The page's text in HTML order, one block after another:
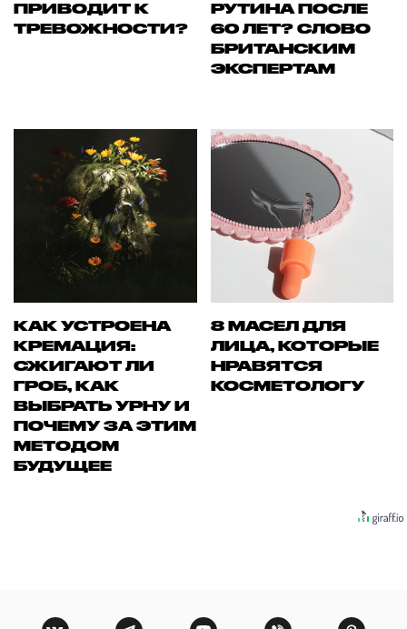
ПРИВОДИТ К
ТРЕВОЖНОСТИ?
РУТИНА ПОСЛЕ
60 ЛЕТ? СЛОВО
БРИТАНСКИМ
ЭКСПЕРТАМ
КАК УСТРОЕНА
КРЕМАЦИЯ:
СЖИГАЮТ ЛИ
ГРОБ, КАК
ВЫБРАТЬ УРНУ И
ПОЧЕМУ ЗА ЭТИМ
МЕТОДОМ
БУДУЩЕЕ
8 МАСЕЛ ДЛЯ
ЛИЦА, КОТОРЫЕ
НРАВЯТСЯ
КОСМЕТОЛОГУ